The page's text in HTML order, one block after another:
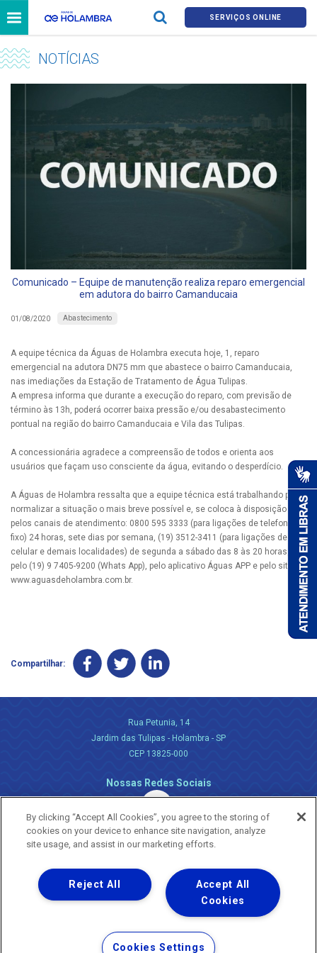
SERVIÇOS ONLINE
NOTÍCIAS
Comunicado – Equipe de manutenção realiza reparo emergencial
em adutora do bairro Camanducaia
01/08/2020 Abastecimento
A equipe técnica da Águas de Holambra executa hoje, 1, reparo
emergencial na adutora DN75 mm que abastece o bairro Camanducaia,
nas imediações da Estação de Tratamento de Água Tulipas.
A empresa informa que durante a execução do reparo, com previsão de
término às 13h, poderá ocorrer baixa pressão e/ou desabastecimento
pontual na região do bairro Camanducaia e Vila das Tulipas.
A concessionária agradece a compreensão de todos e orienta aos
usuários que façam uso consciente da água, evitando o desperdício.
A Águas de Holambra ressalta que a equipe técnica está trabalhando para
normalizar a situação o mais breve possível e, se coloca à disposição
pelos canais de atendimento: 0800 595 3333 (para ligações de telefones
fixo) 24 horas, sete dias por semana, (19) 3512-3411 (para ligações de
celular e demais localidades) de segunda a sábado das 8 às 20 horas,
pelo (19) 9 7405-9200 (Whats App), pelo aplicativo Águas APP e pelo site
www.aguasdeholambra.com.br.
Compartilhar:
Rua Petunia, 14
Jardim das Tulipas - Holambra - SP
CEP 13825-000
Nossas Redes Sociais
Uma empresa
Copyright ® 2026 - Todos os Direitos Reservados.
Nossa natureza movimenta a vida
Termos Gerais de Uso de Sites e Aplicativos
By clicking “Accept All Cookies”, you agree to the storing of
cookies on your device to enhance site navigation, analyze
site usage, and assist in our marketing efforts.
Accept All
Cookies
Reject All
Cookies Settings